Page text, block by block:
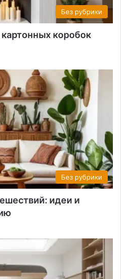
Без рубрики
коробок
Без рубрики
идеи и